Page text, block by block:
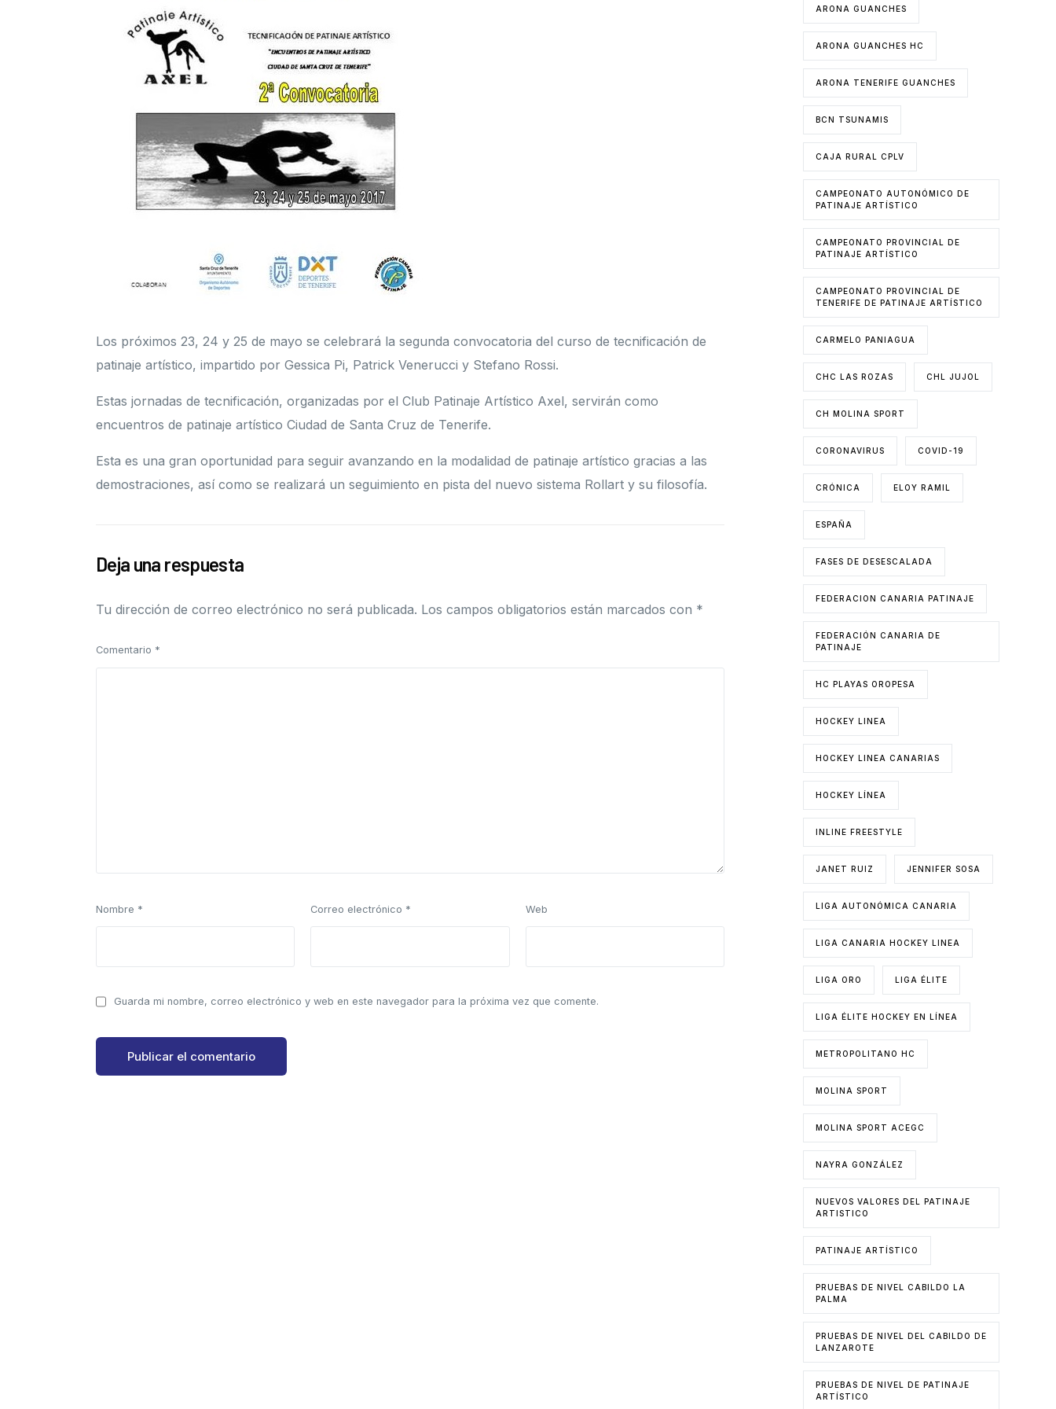
Los próximos 23, 24 y 25 de mayo se celebrará la segunda convocatoria del curso de tecnificación de
patinaje artístico, impartido por Gessica Pi, Patrick Venerucci y Stefano Rossi.
Estas jornadas de tecnificación, organizadas por el Club Patinaje Artístico Axel, servirán como
encuentros de patinaje artístico Ciudad de Santa Cruz de Tenerife.
Esta es una gran oportunidad para seguir avanzando en la modalidad de patinaje artístico gracias a las
demostraciones, así como se realizará un seguimiento en pista del nuevo sistema Rollart y su filosofía.
Deja una respuesta
Tu dirección de correo electrónico no será publicada. Los campos obligatorios están marcados con *
Comentario *
Nombre * Correo electrónico * Web
Guarda mi nombre, correo electrónico y web en este navegador para la próxima vez que comente.
ARONA GUANCHES
ARONA GUANCHES HC
ARONA TENERIFE GUANCHES
BCN TSUNAMIS
CAJA RURAL CPLV
CAMPEONATO AUTONÓMICO DE
PATINAJE ARTÍSTICO
CAMPEONATO PROVINCIAL DE
PATINAJE ARTÍSTICO
CAMPEONATO PROVINCIAL DE
TENERIFE DE PATINAJE ARTÍSTICO
CARMELO PANIAGUA
CHC LAS ROZAS CHL JUJOL
CH MOLINA SPORT
CORONAVIRUS COVID-19
CRÓNICA ELOY RAMIL
ESPAÑA
FASES DE DESESCALADA
FEDERACION CANARIA PATINAJE
FEDERACIÓN CANARIA DE
PATINAJE
HC PLAYAS OROPESA
HOCKEY LINEA
HOCKEY LINEA CANARIAS
HOCKEY LÍNEA
INLINE FREESTYLE
JANET RUIZ JENNIFER SOSA
LIGA AUTONÓMICA CANARIA
LIGA CANARIA HOCKEY LINEA
LIGA ORO LIGA ÉLITE
LIGA ÉLITE HOCKEY EN LÍNEA
METROPOLITANO HC
MOLINA SPORT
MOLINA SPORT ACEGC
NAYRA GONZÁLEZ
NUEVOS VALORES DEL PATINAJE
ARTISTICO
PATINAJE ARTÍSTICO
PRUEBAS DE NIVEL CABILDO LA
PALMA
PRUEBAS DE NIVEL DEL CABILDO DE
LANZAROTE
PRUEBAS DE NIVEL DE PATINAJE
ARTÍSTICO